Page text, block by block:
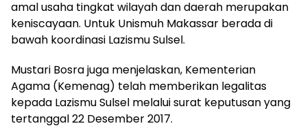
amal usaha tingkat wilayah dan daerah merupakan
keniscayaan. Untuk Unismuh Makassar berada di
bawah koordinasi Lazismu Sulsel.
Mustari Bosra juga menjelaskan, Kementerian
Agama (Kemenag) telah memberikan legalitas
kepada Lazismu Sulsel melalui surat keputusan yang
tertanggal 22 Desember 2017.